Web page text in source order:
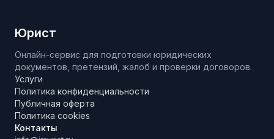
Юрист
Онлайн-сервис для подготовки юридических
документов, претензий, жалоб и проверки договоров.
Услуги
Политика конфиденциальности
Публичная оферта
Политика cookies
Контакты